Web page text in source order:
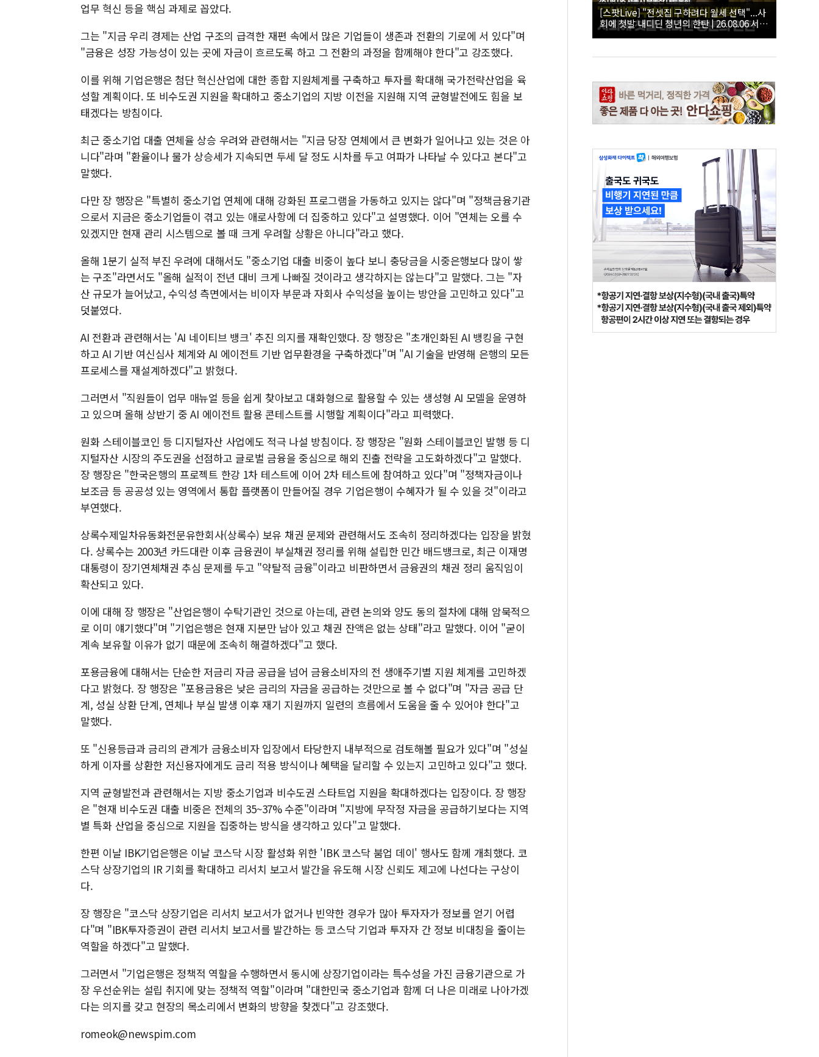
업무 혁신 등을 핵심 과제로 꼽았다.
그는 "지금 우리 경제는 산업 구조의 급격한 재편 속에서 많은 기업들이 생존과 전환의 기로에 서 있다"며
"금융은 성장 가능성이 있는 곳에 자금이 흐르도록 하고 그 전환의 과정을 함께해야 한다"고 강조했다.
이를 위해 기업은행은 첨단 혁신산업에 대한 종합 지원체계를 구축하고 투자를 확대해 국가전략산업을 육
성할 계획이다. 또 비수도권 지원을 확대하고 중소기업의 지방 이전을 지원해 지역 균형발전에도 힘을 보
태겠다는 방침이다.
최근 중소기업 대출 연체율 상승 우려와 관련해서는 "지금 당장 연체에서 큰 변화가 일어나고 있는 것은 아
니다"라며 "환율이나 물가 상승세가 지속되면 두세 달 정도 시차를 두고 여파가 나타날 수 있다고 본다"고
말했다.
다만 장 행장은 "특별히 중소기업 연체에 대해 강화된 프로그램을 가동하고 있지는 않다"며 "정책금융기관
으로서 지금은 중소기업들이 겪고 있는 애로사항에 더 집중하고 있다"고 설명했다. 이어 "연체는 오를 수
있겠지만 현재 관리 시스템으로 볼 때 크게 우려할 상황은 아니다"라고 했다.
올해 1분기 실적 부진 우려에 대해서도 "중소기업 대출 비중이 높다 보니 충당금을 시중은행보다 많이 쌓
는 구조"라면서도 "올해 실적이 전년 대비 크게 나빠질 것이라고 생각하지는 않는다"고 말했다. 그는 "자
산 규모가 늘어났고, 수익성 측면에서는 비이자 부문과 자회사 수익성을 높이는 방안을 고민하고 있다"고
덧붙였다.
AI 전환과 관련해서는 'AI 네이티브 뱅크' 추진 의지를 재확인했다. 장 행장은 "초개인화된 AI 뱅킹을 구현
하고 AI 기반 여신심사 체계와 AI 에이전트 기반 업무환경을 구축하겠다"며 "AI 기술을 반영해 은행의 모든
프로세스를 재설계하겠다"고 밝혔다.
그러면서 "직원들이 업무 매뉴얼 등을 쉽게 찾아보고 대화형으로 활용할 수 있는 생성형 AI 모델을 운영하
고 있으며 올해 상반기 중 AI 에이전트 활용 콘테스트를 시행할 계획이다"라고 피력했다.
원화 스테이블코인 등 디지털자산 사업에도 적극 나설 방침이다. 장 행장은 "원화 스테이블코인 발행 등 디
지털자산 시장의 주도권을 선점하고 글로벌 금융을 중심으로 해외 진출 전략을 고도화하겠다"고 말했다.
장 행장은 "한국은행의 프로젝트 한강 1차 테스트에 이어 2차 테스트에 참여하고 있다"며 "정책자금이나
보조금 등 공공성 있는 영역에서 통합 플랫폼이 만들어질 경우 기업은행이 수혜자가 될 수 있을 것"이라고
부연했다.
상록수제일차유동화전문유한회사(상록수) 보유 채권 문제와 관련해서도 조속히 정리하겠다는 입장을 밝혔
다. 상록수는 2003년 카드대란 이후 금융권이 부실채권 정리를 위해 설립한 민간 배드뱅크로, 최근 이재명
대통령이 장기연체채권 추심 문제를 두고 "약탈적 금융"이라고 비판하면서 금융권의 채권 정리 움직임이
확산되고 있다.
이에 대해 장 행장은 "산업은행이 수탁기관인 것으로 아는데, 관련 논의와 양도 동의 절차에 대해 암묵적으
로 이미 얘기했다"며 "기업은행은 현재 지분만 남아 있고 채권 잔액은 없는 상태"라고 말했다. 이어 "굳이
계속 보유할 이유가 없기 때문에 조속히 해결하겠다"고 했다.
포용금융에 대해서는 단순한 저금리 자금 공급을 넘어 금융소비자의 전 생애주기별 지원 체계를 고민하겠
다고 밝혔다. 장 행장은 "포용금융은 낮은 금리의 자금을 공급하는 것만으로 볼 수 없다"며 "자금 공급 단
계, 성실 상환 단계, 연체나 부실 발생 이후 재기 지원까지 일련의 흐름에서 도움을 줄 수 있어야 한다"고
말했다.
또 "신용등급과 금리의 관계가 금융소비자 입장에서 타당한지 내부적으로 검토해볼 필요가 있다"며 "성실
하게 이자를 상환한 저신용자에게도 금리 적용 방식이나 혜택을 달리할 수 있는지 고민하고 있다"고 했다.
지역 균형발전과 관련해서는 지방 중소기업과 비수도권 스타트업 지원을 확대하겠다는 입장이다. 장 행장
은 "현재 비수도권 대출 비중은 전체의 35~37% 수준"이라며 "지방에 무작정 자금을 공급하기보다는 지역
별 특화 산업을 중심으로 지원을 집중하는 방식을 생각하고 있다"고 말했다.
한편 이날 IBK기업은행은 이날 코스닥 시장 활성화 위한 'IBK 코스닥 붐업 데이' 행사도 함께 개최했다. 코
스닥 상장기업의 IR 기회를 확대하고 리서치 보고서 발간을 유도해 시장 신뢰도 제고에 나선다는 구상이
다.
장 행장은 "코스닥 상장기업은 리서치 보고서가 없거나 빈약한 경우가 많아 투자자가 정보를 얻기 어렵
다"며 "IBK투자증권이 관련 리서치 보고서를 발간하는 등 코스닥 기업과 투자자 간 정보 비대칭을 줄이는
역할을 하겠다"고 말했다.
그러면서 "기업은행은 정책적 역할을 수행하면서 동시에 상장기업이라는 특수성을 가진 금융기관으로 가
장 우선순위는 설립 취지에 맞는 정책적 역할"이라며 "대한민국 중소기업과 함께 더 나은 미래로 나아가겠
다는 의지를 갖고 현장의 목소리에서 변화의 방향을 찾겠다"고 강조했다.
romeok@newspim.com
[스팟Live] "전셋집 구하려다 월세 선택"...사
회에 첫발 내디딘 청년의 한탄 | 26.08.06 서울
시 부동산 대토론회